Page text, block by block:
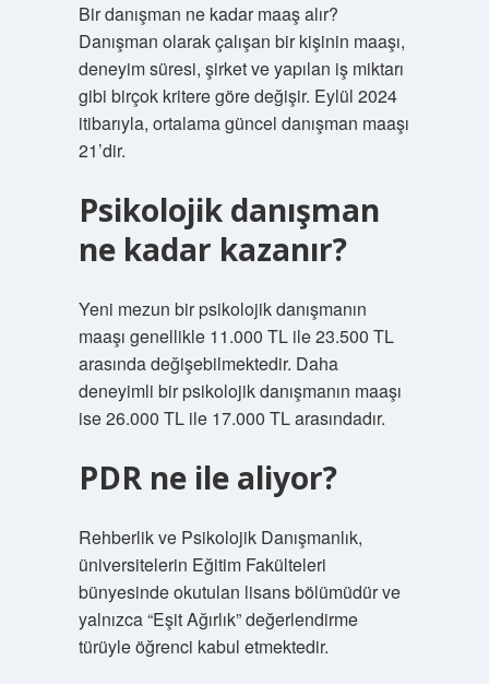
Bir danışman ne kadar maaş alır?
Danışman olarak çalışan bir kişinin maaşı,
deneyim süresi, şirket ve yapılan iş miktarı
gibi birçok kritere göre değişir. Eylül 2024
itibarıyla, ortalama güncel danışman maaşı
21’dir.
Psikolojik danışman
ne kadar kazanır?
Yeni mezun bir psikolojik danışmanın
maaşı genellikle 11.000 TL ile 23.500 TL
arasında değişebilmektedir. Daha
deneyimli bir psikolojik danışmanın maaşı
ise 26.000 TL ile 17.000 TL arasındadır.
PDR ne ile aliyor?
Rehberlik ve Psikolojik Danışmanlık,
üniversitelerin Eğitim Fakülteleri
bünyesinde okutulan lisans bölümüdür ve
yalnızca “Eşit Ağırlık” değerlendirme
türüyle öğrenci kabul etmektedir.